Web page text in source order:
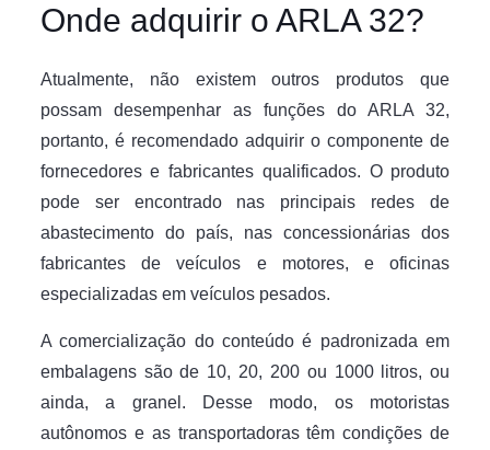
Onde adquirir o ARLA 32?
Atualmente, não existem outros produtos que
possam desempenhar as funções do ARLA 32,
portanto, é recomendado adquirir o componente de
fornecedores e fabricantes qualificados. O produto
pode ser encontrado nas principais redes de
abastecimento do país, nas concessionárias dos
fabricantes de veículos e motores, e oficinas
especializadas em veículos pesados.
A comercialização do conteúdo é padronizada em
embalagens são de 10, 20, 200 ou 1000 litros, ou
ainda, a granel. Desse modo, os motoristas
autônomos e as transportadoras têm condições de